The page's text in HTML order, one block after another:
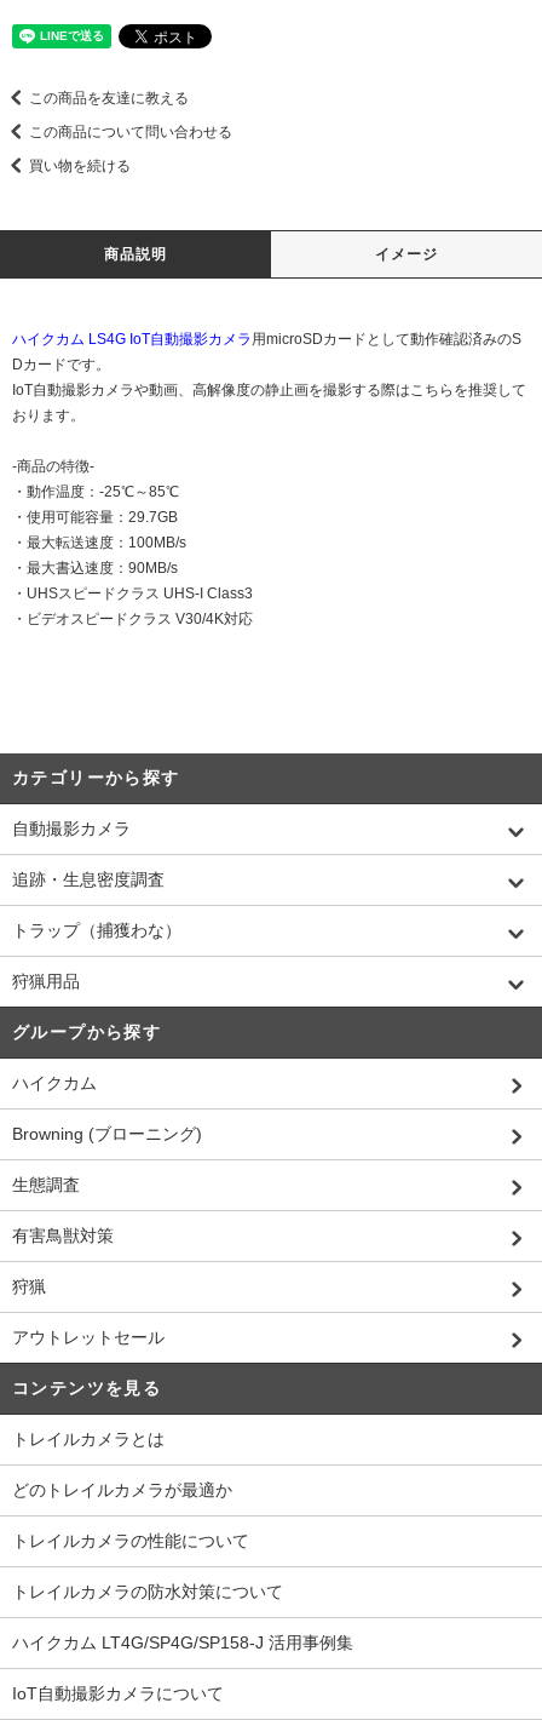
この商品を友達に教える
この商品について問い合わせる
買い物を続ける
商品説明 イメージ
ハイクカム LS4G IoT自動撮影カメラ 用microSDカードとして動作確認済みのS
Dカードです。
IoT自動撮影カメラや動画、高解像度の静止画を撮影する際はこちらを推奨して
おります。
-商品の特徴-
・動作温度：-25℃～85℃
・使用可能容量：29.7GB
・最大転送速度：100MB/s
・最大書込速度：90MB/s
・UHSスピードクラス UHS-I Class3
・ビデオスピードクラス V30/4K対応
カテゴリーから探す
自動撮影カメラ
追跡・生息密度調査
トラップ（捕獲わな）
狩猟用品
グループから探す
ハイクカム
Browning (ブローニング)
生態調査
有害鳥獣対策
狩猟
アウトレットセール
コンテンツを見る
トレイルカメラとは
どのトレイルカメラが最適か
トレイルカメラの性能について
トレイルカメラの防水対策について
ハイクカム LT4G/SP4G/SP158-J 活用事例集
IoT自動撮影カメラについて